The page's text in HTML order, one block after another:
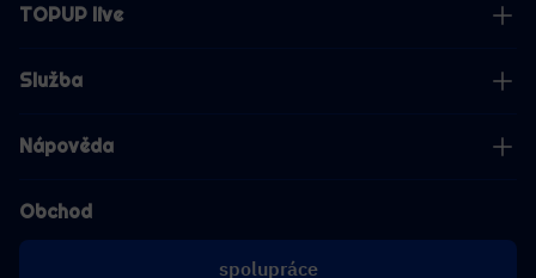
TOPUP live
Služba
Nápověda
Obchod
spolupráce